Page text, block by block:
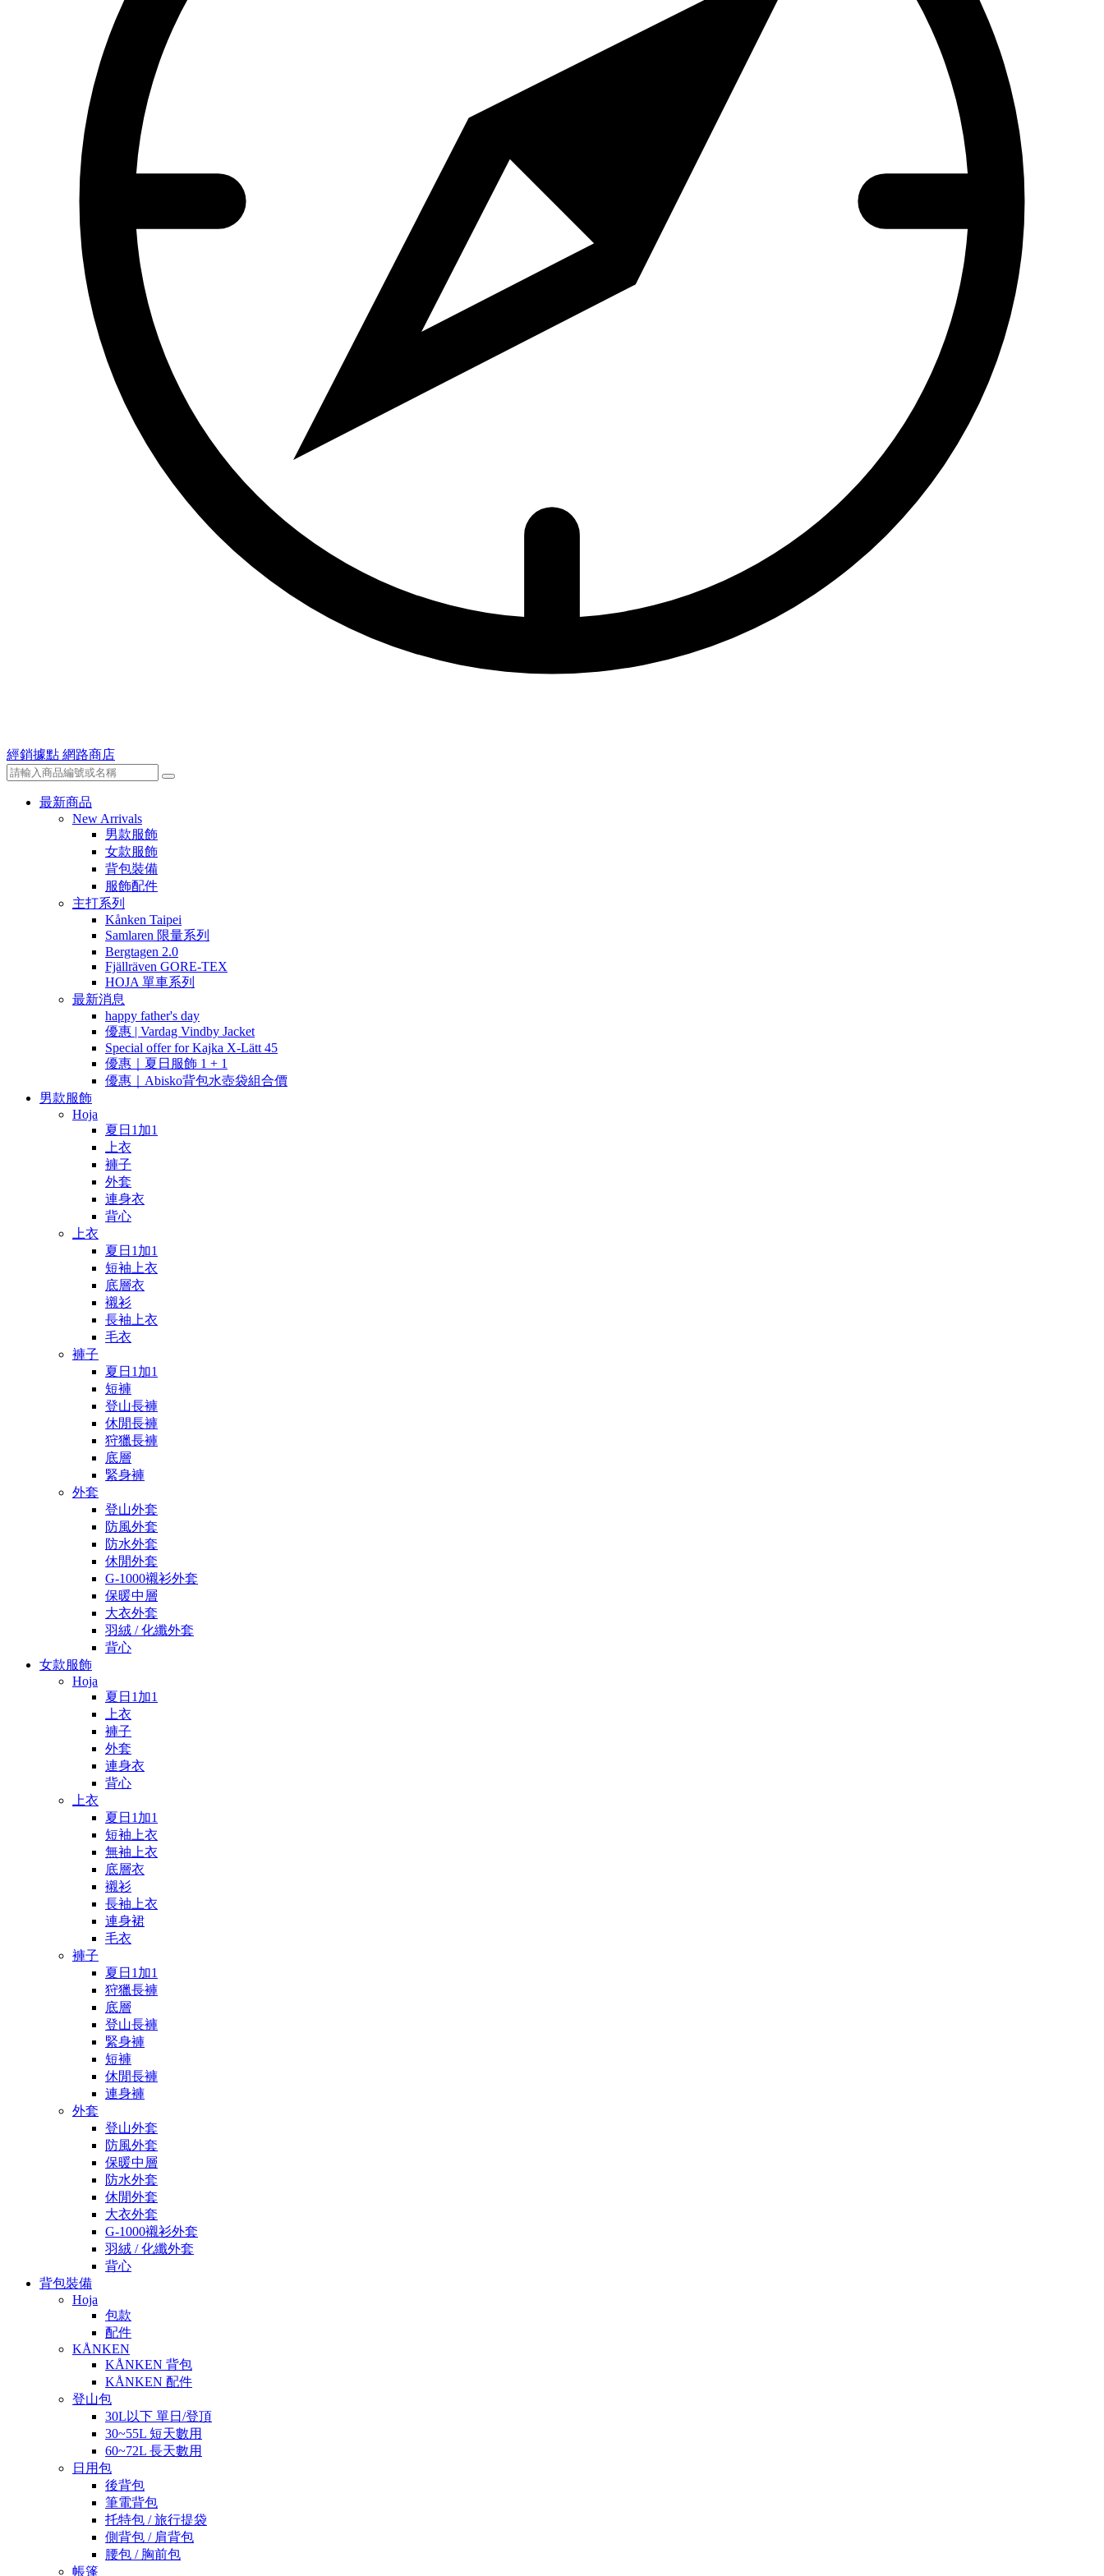
經銷據點 網路商店
最新商品
New Arrivals
男款服飾
女款服飾
背包裝備
服飾配件
主打系列
Kånken Taipei
Samlaren 限量系列
Bergtagen 2.0
Fjällräven GORE-TEX
HOJA 單車系列
最新消息
happy father's day
優惠 | Vardag Vindby Jacket
Special offer for Kajka X-Lätt 45
優惠｜夏日服飾 1 + 1
優惠｜Abisko背包水壺袋組合價
男款服飾
Hoja
夏日1加1
上衣
褲子
外套
連身衣
背心
上衣
夏日1加1
短袖上衣
底層衣
襯衫
長袖上衣
毛衣
褲子
夏日1加1
短褲
登山長褲
休閒長褲
狩獵長褲
底層
緊身褲
外套
登山外套
防風外套
防水外套
休閒外套
G-1000襯衫外套
保暖中層
大衣外套
羽絨 / 化纖外套
背心
女款服飾
Hoja
夏日1加1
上衣
褲子
外套
連身衣
背心
上衣
夏日1加1
短袖上衣
無袖上衣
底層衣
襯衫
長袖上衣
連身裙
毛衣
褲子
夏日1加1
狩獵長褲
底層
登山長褲
緊身褲
短褲
休閒長褲
連身褲
外套
登山外套
防風外套
保暖中層
防水外套
休閒外套
大衣外套
G-1000襯衫外套
羽絨 / 化纖外套
背心
背包裝備
Hoja
包款
配件
KÅNKEN
KÅNKEN 背包
KÅNKEN 配件
登山包
30L以下 單日/登頂
30~55L 短天數用
60~72L 長天數用
日用包
後背包
筆電背包
托特包 / 旅行提袋
側背包 / 肩背包
腰包 / 胸前包
帳篷